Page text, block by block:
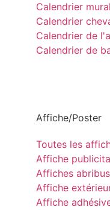
Calendrier mural
Calendrier
Calendrier de
Calendrier de
Affiche/Poster
Toutes les
Affiche
Affiches abribus
Affiche
Affiche